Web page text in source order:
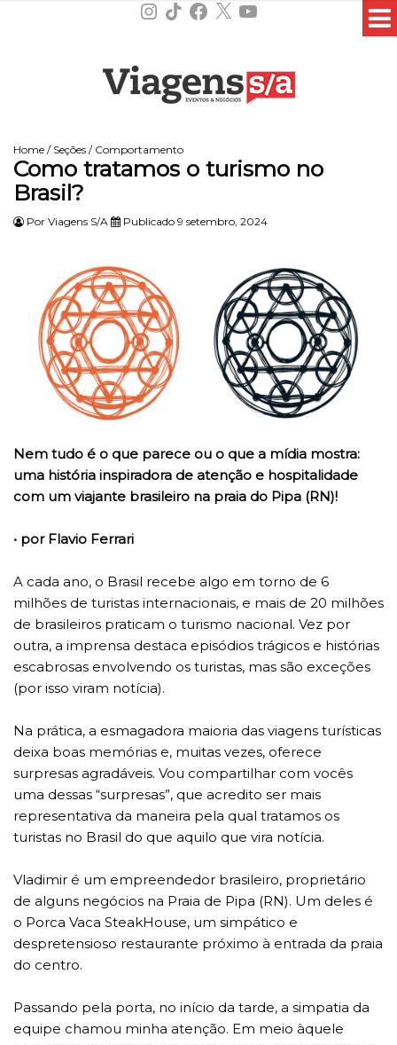
Instagram
TikTokFacebook
X YouTube
Home / Seções / Comportamento
Como tratamos o turismo no
Brasil?
Por Viagens S/A Publicado 9 setembro, 2024
Nem tudo é o que parece ou o que a mídia mostra:
uma história inspiradora de atenção e hospitalidade
com um viajante brasileiro na praia do Pipa (RN)!
• por Flavio Ferrari
A cada ano, o Brasil recebe algo em torno de 6
milhões de turistas internacionais, e mais de 20 milhões
de brasileiros praticam o turismo nacional. Vez por
outra, a imprensa destaca episódios trágicos e histórias
escabrosas envolvendo os turistas, mas são exceções
(por isso viram notícia).
Na prática, a esmagadora maioria das viagens turísticas
deixa boas memórias e, muitas vezes, oferece
surpresas agradáveis. Vou compartilhar com vocês
uma dessas “surpresas”, que acredito ser mais
representativa da maneira pela qual tratamos os
turistas no Brasil do que aquilo que vira notícia.
Vladimir é um empreendedor brasileiro, proprietário
de alguns negócios na Praia de Pipa (RN). Um deles é
o Porca Vaca SteakHouse, um simpático e
despretensioso restaurante próximo à entrada da praia
do centro.
Passando pela porta, no início da tarde, a simpatia da
equipe chamou minha atenção. Em meio àquele